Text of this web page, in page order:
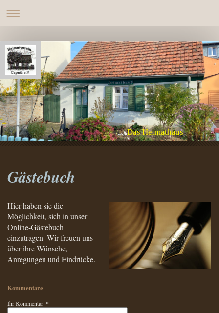
Das Heimathaus
Gästebuch
Hier haben sie die
Möglichkeit, sich in unser
Online-Gästebuch
einzutragen. Wir freuen uns
über ihre Wünsche,
Anregungen und Eindrücke.
Kommentare
Ihr Kommentar: *